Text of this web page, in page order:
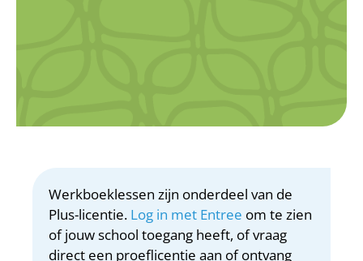
Werkboeklessen zijn onderdeel van de
Plus-licentie. Log in met Entree om te zien
of jouw school toegang heeft, of vraag
direct een proeflicentie aan of ontvang